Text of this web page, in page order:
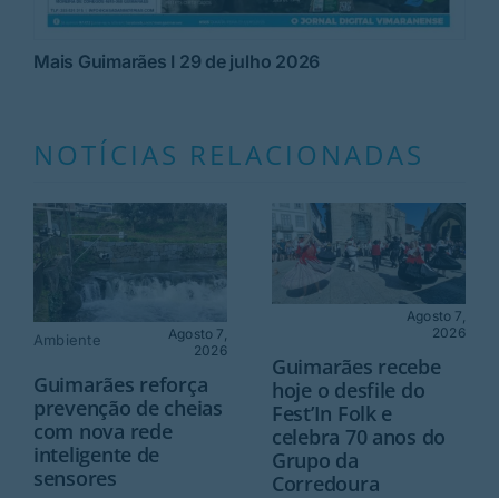
Mais Guimarães I 29 de julho 2026
NOTÍCIAS RELACIONADAS
Ambiente
Agosto 7,
2026
Guimarães reforça
prevenção de cheias
com nova rede
inteligente de
sensores
Agosto 7,
2026
Guimarães recebe
hoje o desfile do
Fest’In Folk e
celebra 70 anos do
Grupo da
Corredoura